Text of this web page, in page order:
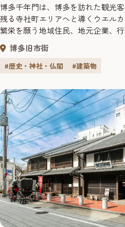
博多千年門は、博多を訪れた観光
残る寺社町エリアへと導くウエル
繁栄を願う地域住民、地元企業、
に取り組み、平成26年3月に完成し
定。博多のこれまでの千年の重みと
を願ったものとなっています。 歴史的文献によれば、博多
（つじのどうぐ...
博多旧市街
#歴史・神社・仏閣 #建築物